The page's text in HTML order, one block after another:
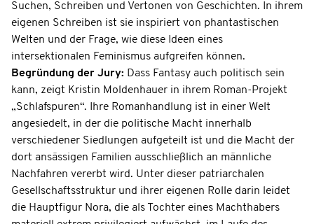
Suchen, Schreiben und Vertonen von Geschichten. In ihrem
eigenen Schreiben ist sie inspiriert von phantastischen
Welten und der Frage, wie diese Ideen eines
intersektionalen Feminismus aufgreifen können.
Begründung der Jury: Dass Fantasy auch politisch sein
kann, zeigt Kristin Moldenhauer in ihrem Roman-Projekt
„Schlafspuren“. Ihre Romanhandlung ist in einer Welt
angesiedelt, in der die politische Macht innerhalb
verschiedener Siedlungen aufgeteilt ist und die Macht der
dort ansässigen Familien ausschließlich an männliche
Nachfahren vererbt wird. Unter dieser patriarchalen
Gesellschaftsstruktur und ihrer eigenen Rolle darin leidet
die Hauptfigur Nora, die als Tochter eines Machthabers